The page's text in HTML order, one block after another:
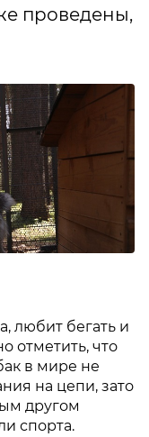
проведены,
любит бегать и
отметить, что
в мире не
на цепи, зато
другом
спорта.